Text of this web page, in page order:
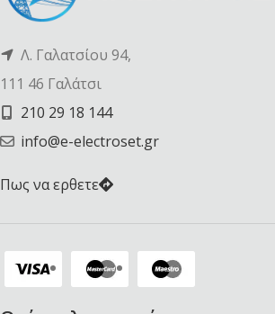
Λ. Γαλατσίου 94,
111 46 Γαλάτσι
210 29 18 144
info@e-electroset.gr
Πως να ερθετε